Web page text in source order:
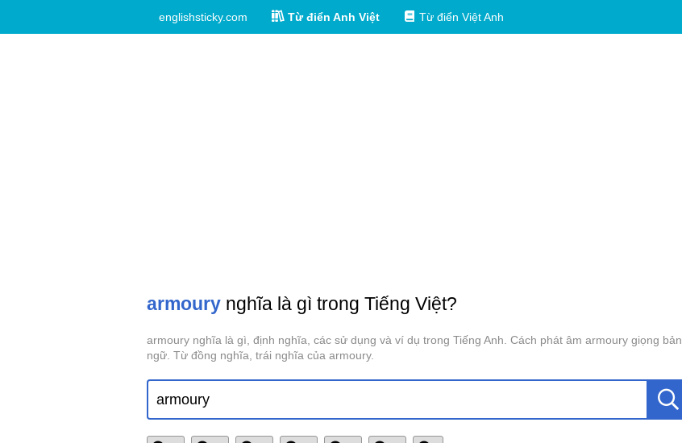
englishsticky.com Từ điển Anh Việt Từ điển Việt Anh
armoury nghĩa là gì trong Tiếng Việt?
armoury nghĩa là gì, định nghĩa, các sử dụng và ví dụ trong Tiếng Anh. Cách phát âm armoury giọng bản
ngữ. Từ đồng nghĩa, trái nghĩa của armoury.